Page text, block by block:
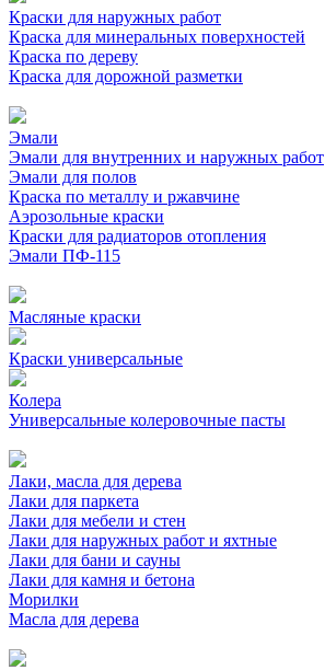
Краски для наружных работ
Краска для минеральных поверхностей
Краска по дереву
Краска для дорожной разметки
Эмали
Эмали для внутренних и наружных работ
Эмали для полов
Краска по металлу и ржавчине
Аэрозольные краски
Краски для радиаторов отопления
Эмали ПФ-115
Масляные краски
Краски универсальные
Колера
Универсальные колеровочные пасты
Лаки, масла для дерева
Лаки для паркета
Лаки для мебели и стен
Лаки для наружных работ и яхтные
Лаки для бани и сауны
Лаки для камня и бетона
Морилки
Масла для дерева